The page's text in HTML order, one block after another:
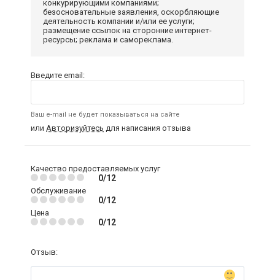
конкурирующими компаниями;
безосновательные заявления, оскорбляющие
деятельность компании и/или ее услуги;
размещение ссылок на сторонние интернет-
ресурсы; реклама и самореклама.
Введите email:
Ваш e-mail не будет показываться на сайте
или Авторизуйтесь для написания отзыва
Качество предоставляемых услуг
0/12
Обслуживание
0/12
Цена
0/12
Отзыв: